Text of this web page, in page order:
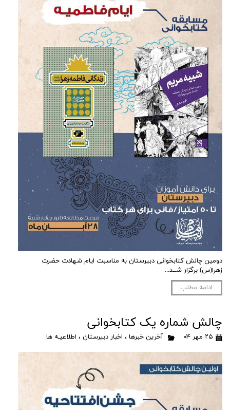
دومین چالش کتابخوانی دبیرستان به مناسبت ایام شهادت حضرت
زهرا(س) برگزار شــد...
ادامه مطلب
چالش شماره یک کتابخوانی
۲۵ مهر ۰۴ آخرین خبرها ، اخبار دبیرستان ، اطلاعیـه ها